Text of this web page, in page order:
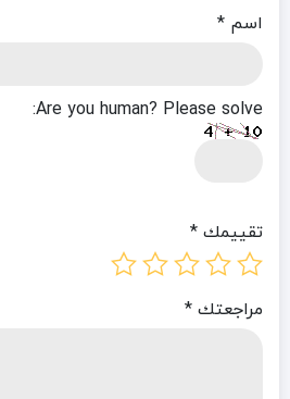
اسم *
Are you human? Please solve:
تقييمك *
مراجعتك *